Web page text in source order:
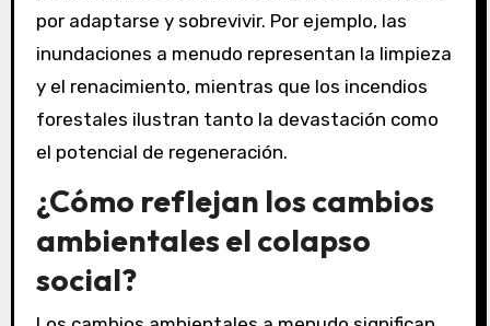
por adaptarse y sobrevivir. Por ejemplo, las
inundaciones a menudo representan la limpieza
y el renacimiento, mientras que los incendios
forestales ilustran tanto la devastación como
el potencial de regeneración.
¿Cómo reflejan los cambios
ambientales el colapso
social?